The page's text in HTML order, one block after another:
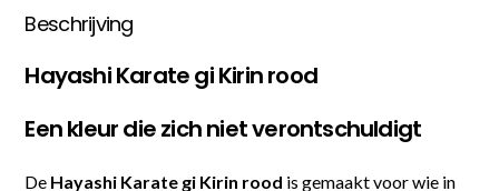
Beschrijving
Hayashi Karate gi Kirin rood
Een kleur die zich niet verontschuldigt
De Hayashi Karate gi Kirin rood is gemaakt voor wie in